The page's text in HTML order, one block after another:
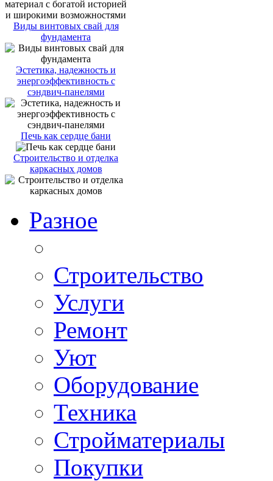
Виды винтовых свай для
фундамента
Эстетика, надежность и
энергоэффективность с
сэндвич-панелями
Печь как сердце бани
Строительство и отделка
каркасных домов
Разное
Строительство
Услуги
Ремонт
Уют
Оборудование
Техника
Стройматериалы
Покупки